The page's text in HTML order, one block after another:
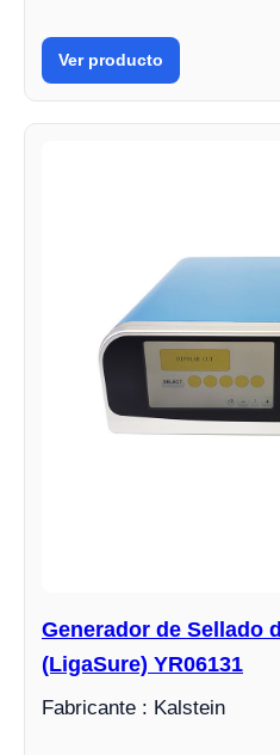
Ver producto
Generador de Sellado
(LigaSure) YR06131
Fabricante : Kalstein